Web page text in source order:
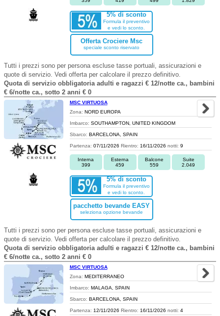
5% di sconto
Formula il preventivo
e vedi lo sconto.
Offerta Crociere Msc
speciale sconto riservato
Tutti i prezzi sono per persona escluse tasse portuali, assicurazioni e
quote di servizio. Vedi offerta per calcolare il prezzo definitivo.
Quota di servizio obbligatoria adulti e ragazzi € 12/notte ca., bambini
€ 6/notte ca., sotto 2 anni € 0
MSC VIRTUOSA
Zona: NORD EUROPA
Imbarco: SOUTHAMPTON, UNITED KINGDOM
Sbarco: BARCELONA, SPAIN
Partenza: 07/11/2026 Rientro: 16/11/2026 notti: 9
Interna
399
Esterna
459
Balcone
559
Suite
2.049
5% di sconto
Formula il preventivo
e vedi lo sconto.
pacchetto bevande EASY
seleziona opzione bevande
Tutti i prezzi sono per persona escluse tasse portuali, assicurazioni e
quote di servizio. Vedi offerta per calcolare il prezzo definitivo.
Quota di servizio obbligatoria adulti e ragazzi € 12/notte ca., bambini
€ 6/notte ca., sotto 2 anni € 0
MSC VIRTUOSA
Zona: MEDITERRANEO
Imbarco: MALAGA, SPAIN
Sbarco: BARCELONA, SPAIN
Partenza: 12/11/2026 Rientro: 16/11/2026 notti: 4